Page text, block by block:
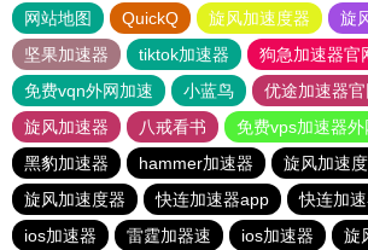
网站地图 QuickQ 旋风加速度器 旋
坚果加速器
tiktok加速器
狗急加速器官
免费vqn外网加速
小蓝鸟 优途加速器官
旋风加速器
八戒看书
免费vps加速器外
黑豹加速器
hammer加速器 旋风加速
旋风加速度器
快连加速器app
快连加
ios加速器
雷霆加器速 ios加速器 旋